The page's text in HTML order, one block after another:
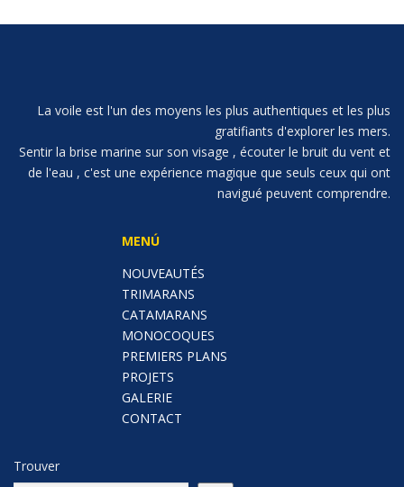
La voile est l'un des moyens les plus authentiques et les plus
gratifiants d'explorer les mers.
Sentir la brise marine sur son visage , écouter le bruit du vent et
de l'eau , c'est une expérience magique que seuls ceux qui ont
navigué peuvent comprendre.
MENÚ
NOUVEAUTÉS
TRIMARANS
CATAMARANS
MONOCOQUES
PREMIERS PLANS
PROJETS
GALERIE
CONTACT
Trouver